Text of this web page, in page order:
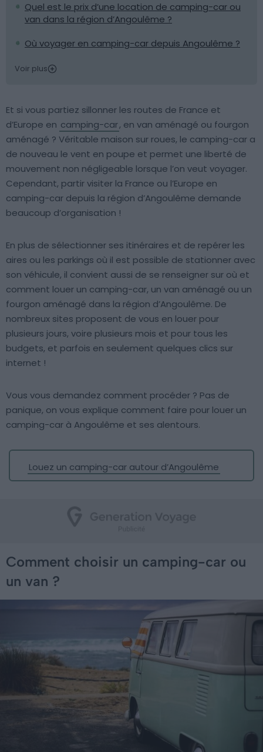
Quel est le prix d’une location de camping-car ou
van dans la région d’Angoulême ?
Où voyager en camping-car depuis Angoulême ?
Voir plus
Et si vous partiez sillonner les routes de France et
d’Europe en camping-car, en van aménagé ou fourgon
aménagé ? Véritable maison sur roues, le camping-car a
de nouveau le vent en poupe et permet une liberté de
mouvement non négligeable lorsque l’on veut voyager.
Cependant, partir visiter la France ou l’Europe en
camping-car depuis la région d’Angoulême demande
beaucoup d’organisation !
En plus de sélectionner ses itinéraires et de repérer les
aires ou les parkings où il est possible de stationner avec
son véhicule, il convient aussi de se renseigner sur où et
comment louer un camping-car, un van aménagé ou un
fourgon aménagé dans la région d’Angoulême. De
nombreux sites proposent de vous en louer pour
plusieurs jours, voire plusieurs mois et pour tous les
budgets, et parfois en seulement quelques clics sur
internet !
Vous vous demandez comment procéder ? Pas de
panique, on vous explique comment faire pour louer un
camping-car à Angoulême et ses alentours.
Louez un camping-car autour d’Angoulême
Comment choisir un camping-car ou
un van ?